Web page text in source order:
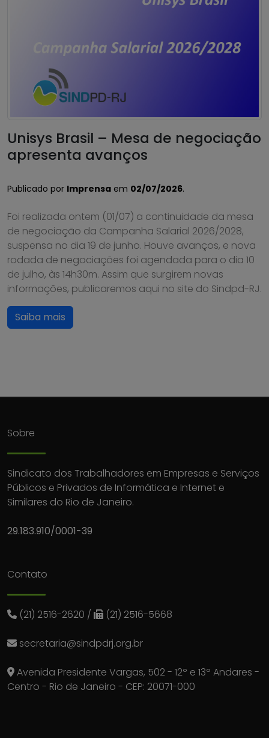
Unisys Brasil – Mesa de negociação
apresenta avanços
Publicado por Imprensa em 02/07/2026.
Foi realizada ontem (01/07) a continuidade da mesa
de negociação da Campanha Salarial 2026/2028,
suspensa no dia 19 de junho. Houve avanços, e nova
rodada de negociações foi agendada para o dia 10
de julho, às 14h30m. Assim que surgirem novas
informações, publicaremos aqui no site do Sindpd-RJ.
Saiba mais
Sobre
Sindicato dos Trabalhadores em Empresas e Serviços
Públicos e Privados de Informática e Internet e
Similares do Rio de Janeiro.
29.183.910/0001-39
Contato
(21) 2516-2620 / (21) 2516-5668
secretaria@sindpdrj.org.br
Avenida Presidente Vargas, 502 - 12º e 13º Andares -
Centro - Rio de Janeiro - CEP: 20071-000